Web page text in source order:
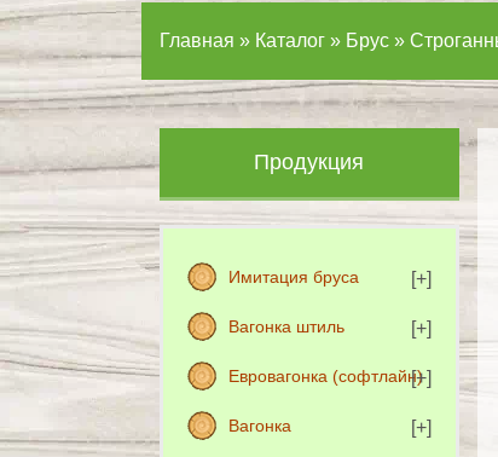
Главная » Каталог » Брус »
Продукция
Имитация бруса
Вагонка штиль
Евровагонка (софтлайн)
Вагонка